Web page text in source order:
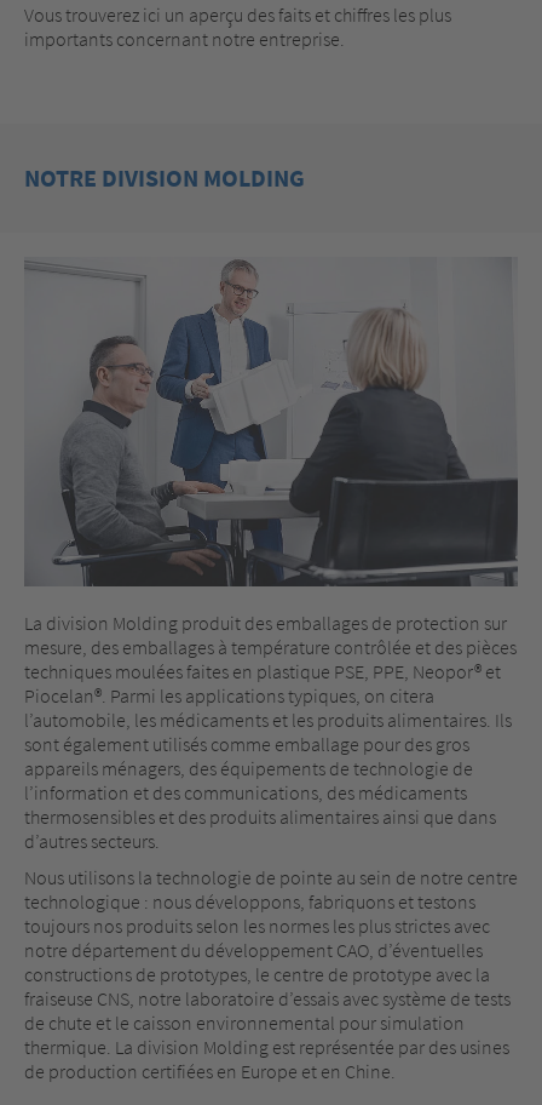
Vous trouverez ici un aperçu des faits et chiffres les plus
importants concernant notre entreprise.
NOTRE DIVISION MOLDING
La division Molding produit des emballages de protection sur
mesure, des emballages à température contrôlée et des pièces
techniques moulées faites en plastique PSE, PPE, Neopor® et
Piocelan®. Parmi les applications typiques, on citera
l’automobile, les médicaments et les produits alimentaires. Ils
sont également utilisés comme emballage pour des gros
appareils ménagers, des équipements de technologie de
l’information et des communications, des médicaments
thermosensibles et des produits alimentaires ainsi que dans
d’autres secteurs.
Nous utilisons la technologie de pointe au sein de notre centre
technologique : nous développons, fabriquons et testons
toujours nos produits selon les normes les plus strictes avec
notre département du développement CAO, d’éventuelles
constructions de prototypes, le centre de prototype avec la
fraiseuse CNS, notre laboratoire d’essais avec système de tests
de chute et le caisson environnemental pour simulation
thermique. La division Molding est représentée par des usines
de production certifiées en Europe et en Chine.